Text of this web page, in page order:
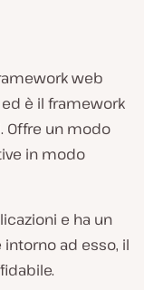
web
è il framework
Offre un modo
in modo
e ha un
ad esso, il